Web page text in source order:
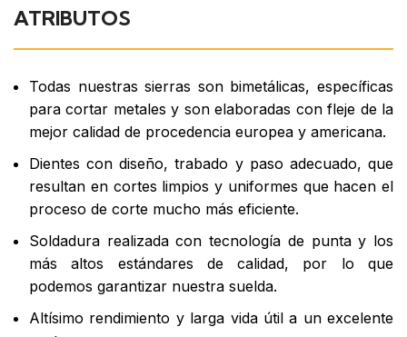
ATRIBUTOS
Todas nuestras sierras son bimetálicas, específicas
para cortar metales y son elaboradas con fleje de la
mejor calidad de procedencia europea y americana.
Dientes con diseño, trabado y paso adecuado, que
resultan en cortes limpios y uniformes que hacen el
proceso de corte mucho más eficiente.
Soldadura realizada con tecnología de punta y los
más altos estándares de calidad, por lo que
podemos garantizar nuestra suelda.
Altísimo rendimiento y larga vida útil a un excelente